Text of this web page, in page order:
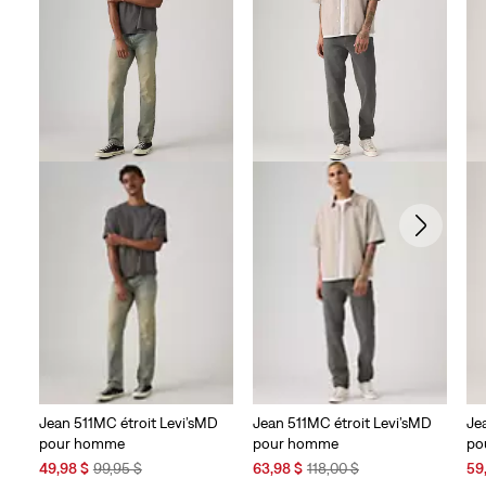
Jean 511MC étroit Levi’sMD
pour homme
Sale
49,98 $Original
99,95 $
Jean 511MC étroit Levi’sMD
pour homme
Sale
63,98 $ Original
118,00 $